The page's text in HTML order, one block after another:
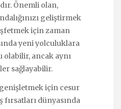
Önemli olan,
geliştirmek
için zaman
yeni yolculuklara
olabilir, ancak aynı
sağlayabilir.
için cesur
fırsatları dünyasında